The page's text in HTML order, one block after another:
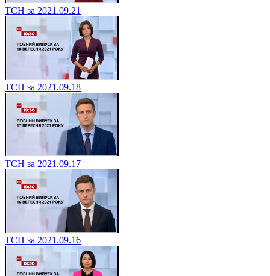
ТСН за 2021.09.21
ТСН за 2021.09.18
ТСН за 2021.09.17
ТСН за 2021.09.16